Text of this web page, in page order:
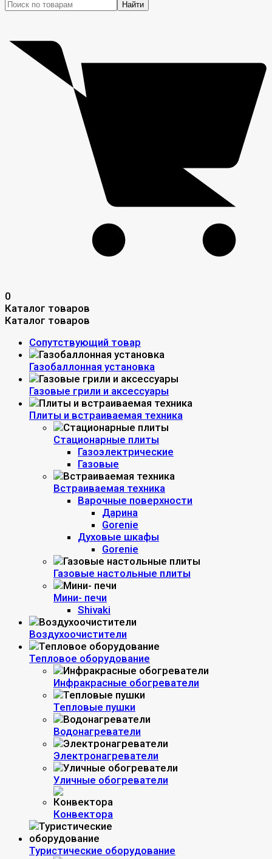
Найти
0
Каталог товаров
Каталог товаров
Сопутствующий товар
Газобаллонная установка
Газовые грили и аксессуары
Плиты и встраиваемая техника
Стационарные плиты
Газоэлектрические
Газовые
Встраиваемая техника
Варочные поверхности
Дарина
Gorenie
Духовые шкафы
Gorenie
Газовые настольные плиты
Мини- печи
Shivaki
Воздухоочистители
Тепловое оборудование
Инфракрасные обогреватели
Тепловые пушки
Водонагреватели
Электронагреватели
Уличные обогреватели
Конвектора
Туристические оборудование